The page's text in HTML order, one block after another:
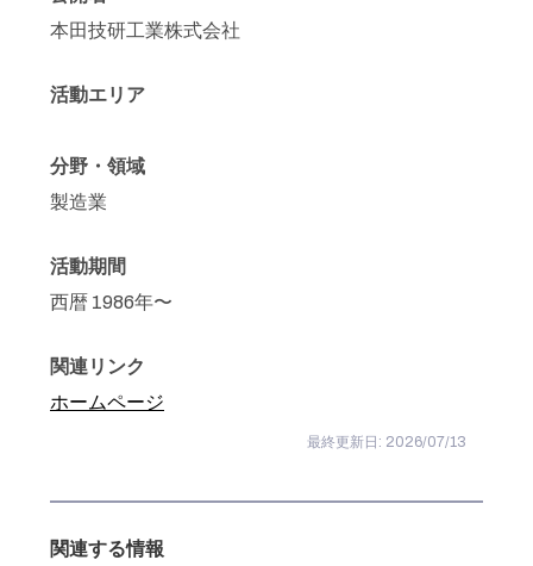
本田技研工業株式会社
活動エリア
分野・領域
製造業
活動期間
西暦 1986年〜
関連リンク
ホームページ
最終更新日: 2026/07/13
関連する情報